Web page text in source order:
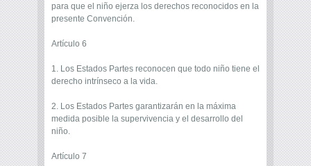
para que el niño ejerza los derechos reconocidos en la
presente Convención.
Artículo 6
1. Los Estados Partes reconocen que todo niño tiene el
derecho intrínseco a la vida.
2. Los Estados Partes garantizarán en la máxima
medida posible la supervivencia y el desarrollo del
niño.
Artículo 7